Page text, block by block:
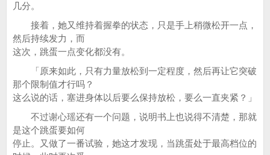
几分。
接着，她又维持着握拳的状态，只是手上稍微松开一点，
然后持续发力，而
这次，跳蛋一点变化都没有。
「原来如此，只有力量放松到一定程度，然后再让它突破
那个限制值才行吗？
这么说的话，塞进身体以后要么保持放松，要么一直夹紧？」
不过谢心瑶还有一个问题，说明书上也说得不清楚，那就
是这个跳蛋要如何
停止。又做了一番试验，她这才发现，当跳蛋处于最高档位的